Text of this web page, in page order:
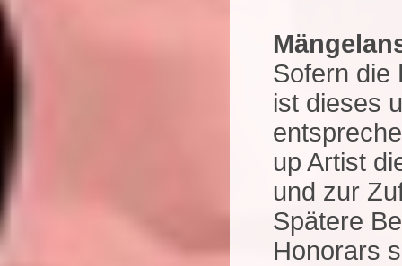
Sofern die
ist dieses
up Artist
und zur
Spätere
Honorars